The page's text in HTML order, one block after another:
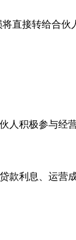
直接转给合
积极参与
利息、运